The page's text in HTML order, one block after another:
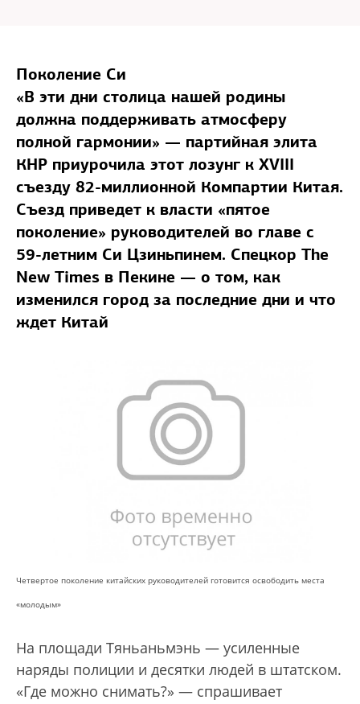
Поколение Си
«В эти дни столица нашей родины
должна поддерживать атмосферу
полной гармонии» — партийная элита
КНР приурочила этот лозунг к XVIII
съезду 82-миллионной Компартии Китая.
Съезд приведет к власти «пятое
поколение» руководителей во главе с
59-летним Си Цзиньпинем. Спецкор The
New Times в Пекине — о том, как
изменился город за последние дни и что
ждет Китай
Четвертое поколение китайских руководителей готовится освободить места
«молодым»
На площади Тяньаньмэнь — усиленные
наряды полиции и десятки людей в штатском.
«Где можно снимать?» — спрашивает